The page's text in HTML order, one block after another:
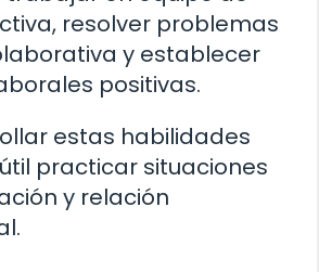
resolver problemas
y establecer
positivas.
estas habilidades
practicar situaciones
y relación